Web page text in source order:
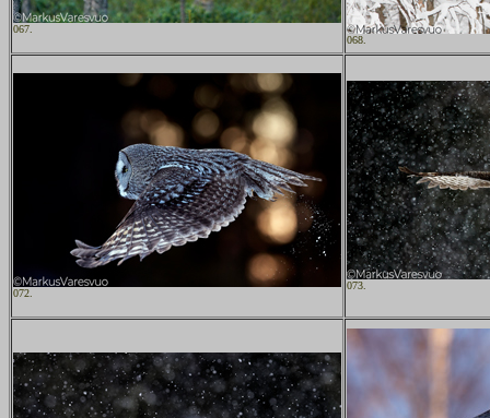
067.
068.
072.
073.